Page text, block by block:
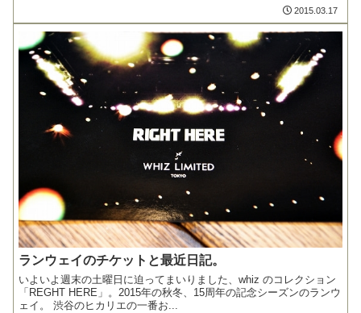
2015.03.17
ランウェイのチケットと最近日記。
いよいよ週末の土曜日に迫ってまいりました、whiz のコレクション
「REGHT HERE」。2015年の秋冬、15周年の記念シーズンのランウ
ェイ。 渋谷のヒカリエの一番お...